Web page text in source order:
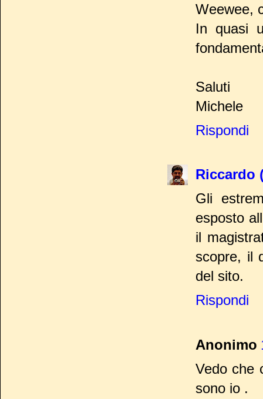
Weewee,
In quasi
Saluti
Michele
Rispondi
Riccardo
Gli
esposto
il
scopre, il
del sito.
Rispondi
Anonimo
Vedo che
sono io .